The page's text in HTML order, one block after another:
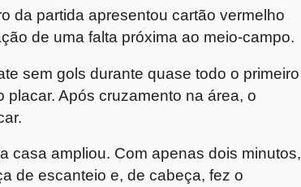
da partida apresentou cartão vermelho
de uma falta próxima ao meio-campo.
sem gols durante quase todo o primeiro
Após cruzamento na área, o
casa ampliou. Com apenas dois minutos,
de escanteio e, de cabeça, fez o